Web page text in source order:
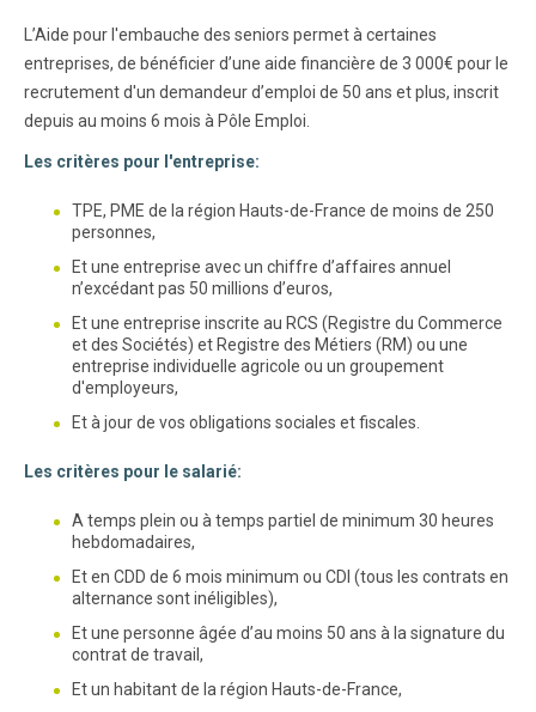
L’Aide pour l'embauche des seniors permet à certaines
entreprises, de bénéficier d’une aide financière de 3 000€ pour le
recrutement d'un demandeur d’emploi de 50 ans et plus, inscrit
depuis au moins 6 mois à Pôle Emploi.
Les critères pour l'entreprise:
TPE, PME de la région Hauts-de-France de moins de 250
personnes,
Et une entreprise avec un chiffre d’affaires annuel
n’excédant pas 50 millions d’euros,
Et une entreprise inscrite au RCS (Registre du Commerce
et des Sociétés) et Registre des Métiers (RM) ou une
entreprise individuelle agricole ou un groupement
d'employeurs,
Et à jour de vos obligations sociales et fiscales.
Les critères pour le salarié:
A temps plein ou à temps partiel de minimum 30 heures
hebdomadaires,
Et en CDD de 6 mois minimum ou CDI (tous les contrats en
alternance sont inéligibles),
Et une personne âgée d’au moins 50 ans à la signature du
contrat de travail,
Et un habitant de la région Hauts-de-France,